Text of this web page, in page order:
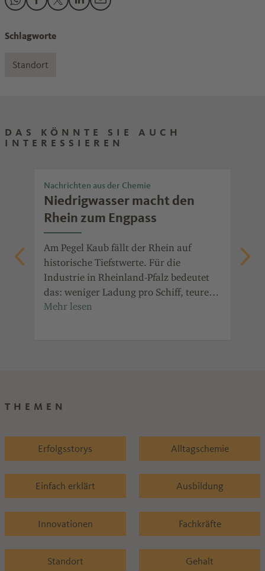
Den Beitrag "Chemie-Konjunktur: Unter den Erwartungen"
Den Beitrag "Chemie-Konjunktur: Unter den
Den Beitrag "Chemie-Konjunktur: Unter den
Den Beitrag "Chemie-Konjunktur: Unter
Den Beitrag "Chemie-Konjunktur:
Schlagworte
Standort
DAS KÖNNTE SIE AUCH
INTERESSIEREN
Nachrichten aus der Chemie
Niedrigwasser macht den
Rhein zum Engpass
Am Pegel Kaub fällt der Rhein auf
historische Tiefstwerte. Für die
Industrie in Rheinland-Pfalz bedeutet
das: weniger Ladung pro Schiff, teurere
Transporte und Ausweichrouten.
THEMEN
Erfolgsstorys Alltagschemie
Einfach erklärt Ausbildung
Innovationen Fachkräfte
Standort Gehalt